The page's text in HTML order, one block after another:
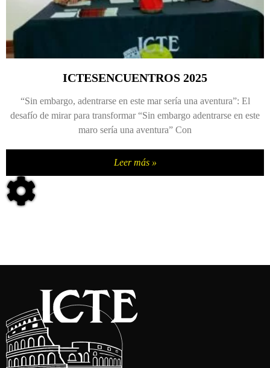
ICTESENCUENTROS 2025
“Sin embargo, adentrarse en este mar sería una aventura”: El
desafío de mirar para transformar “Sin embargo adentrarse en este
maro sería una aventura” Con
Leer más »